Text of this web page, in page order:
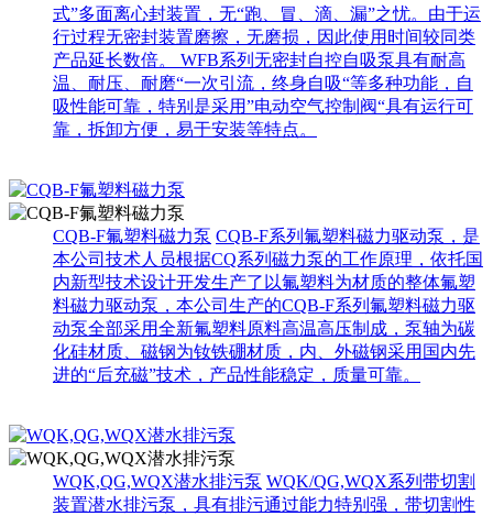
式”多面离心封装置，无“跑、冒、滴、漏”之忧。由于运
行过程无密封装置磨擦，无磨损，因此使用时间较同类
产品延长数倍。 WFB系列无密封自控自吸泵具有耐高
温、耐压、耐磨“一次引流，终身自吸“等多种功能，自
吸性能可靠，特别是采用”电动空气控制阀“具有运行可
靠，拆卸方便，易于安装等特点。
CQB-F氟塑料磁力泵 CQB-F系列氟塑料磁力驱动泵，是
本公司技术人员根据CQ系列磁力泵的工作原理，依托国
内新型技术设计开发生产了以氟塑料为材质的整体氟塑
料磁力驱动泵，本公司生产的CQB-F系列氟塑料磁力驱
动泵全部采用全新氟塑料原料高温高压制成，泵轴为碳
化硅材质、磁钢为钕铁硼材质，内、外磁钢采用国内先
进的“后充磁”技术，产品性能稳定，质量可靠。
WQK,QG,WQX潜水排污泵 WQK/QG,WQX系列带切割
装置潜水排污泵，具有排污通过能力特别强，带切割性